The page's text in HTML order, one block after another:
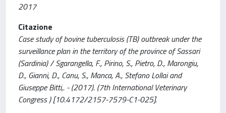
2017
Citazione
Case study of bovine tuberculosis (TB) outbreak under the
surveillance plan in the territory of the province of Sassari
(Sardinia) / Sgarangella, F., Pirino, S., Pietro, D., Marongiu,
D., Gianni, D., Canu, S., Manca, A., Stefano Lollai and
Giuseppe Bitti,. - (2017). (7th International Veterinary
Congress ) [10.4172/2157-7579-C1-025].